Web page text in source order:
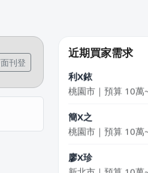
刊登
近期買家需求
新北市｜預算 10萬
利X銥
桃園市｜預算 10萬
簡X之
桃園市｜預算 10萬
廖X珍
新北市｜預算 10萬